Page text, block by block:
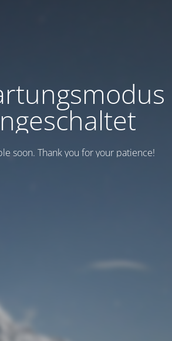
soon. Thank you for your patience!